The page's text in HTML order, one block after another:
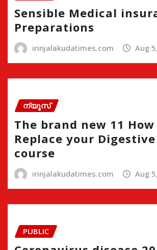
Sensible Medical
Preparations
irinjalakudatimes.com Aug
ന്യൂസ്
The brand new 11
Replace your
course
irinjalakudatimes.com Aug
PUBLIC